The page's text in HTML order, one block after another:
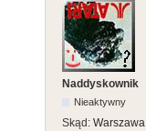
Naddyskownik
Nieaktywny
Skąd: Warszawa